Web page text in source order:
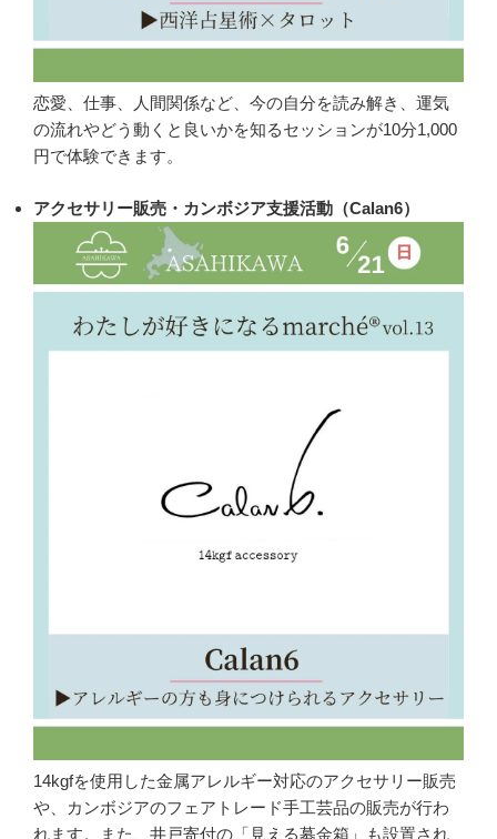
恋愛、仕事、人間関係など、今の自分を読み解き、運気
の流れやどう動くと良いかを知るセッションが10分1,000
円で体験できます。
アクセサリー販売・カンボジア支援活動（Calan6）
14kgfを使用した金属アレルギー対応のアクセサリー販売
や、カンボジアのフェアトレード手工芸品の販売が行わ
れます。また、井戸寄付の「見える募金箱」も設置され